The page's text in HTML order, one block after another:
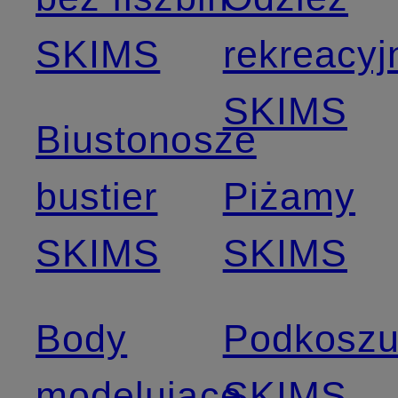
SKIMS
Biustonosze
bustier
SKIMS
Body
SKIMS
Piżamy
SKIMS